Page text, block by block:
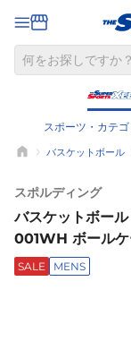
スポーツ・カテゴ
バスケットボール
スポルディング
バスケットボー
001WH ボールケ
SALE MENS